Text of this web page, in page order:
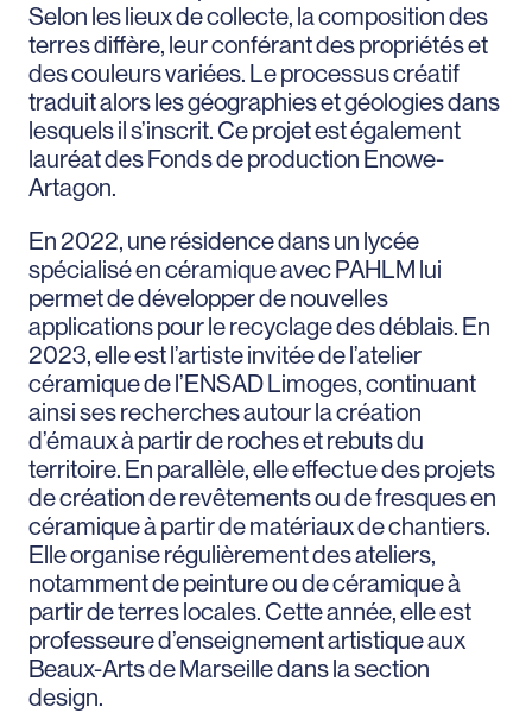
Selon les lieux de collecte, la composition des
terres diffère, leur conférant des propriétés et
des couleurs variées. Le processus créatif
traduit alors les géographies et géologies dans
lesquels il s’inscrit. Ce projet est également
lauréat des Fonds de production Enowe-
Artagon.
En 2022, une résidence dans un lycée
spécialisé en céramique avec PAHLM lui
permet de développer de nouvelles
applications pour le recyclage des déblais. En
2023, elle est l’artiste invitée de l’atelier
céramique de l’ENSAD Limoges, continuant
ainsi ses recherches autour la création
d’émaux à partir de roches et rebuts du
territoire. En parallèle, elle effectue des projets
de création de revêtements ou de fresques en
céramique à partir de matériaux de chantiers.
Elle organise régulièrement des ateliers,
notamment de peinture ou de céramique à
partir de terres locales. Cette année, elle est
professeure d’enseignement artistique aux
Beaux-Arts de Marseille dans la section
design.